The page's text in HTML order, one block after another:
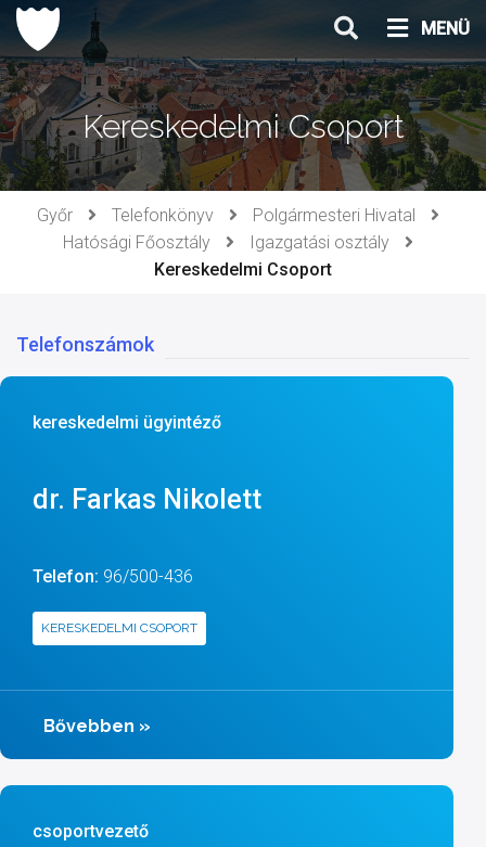
Ugrás
tartalomhoz
MENÜ
Kereskedelmi Csoport
Győr Telefonkönyv
Polgármesteri Hivatal
Hatósági Főosztály
Igazgatási osztály
Kereskedelmi Csoport
Telefonszámok
kereskedelmi ügyintéző
dr. Farkas Nikolett
Telefon: 96/500-436
KERESKEDELMI CSOPORT
Bővebben »
csoportvezető